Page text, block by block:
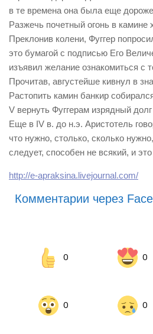
в те времена она была еще
Разжечь почетный огонь в камине
Преклонив колени, Фуггер
это бумагой с подписью Его
изъявил желание ознакомиться с
Прочитав, августейше кивнул в
Растопить камин банкир
V вернуть Фуггерам изрядный
Еще в IV в. до н.э. Аристотель
что нужно, столько, сколько
следует, способен не всякий, и
http://e-apraksina.livejournal.com/
Комментарии через
0 0
0 0